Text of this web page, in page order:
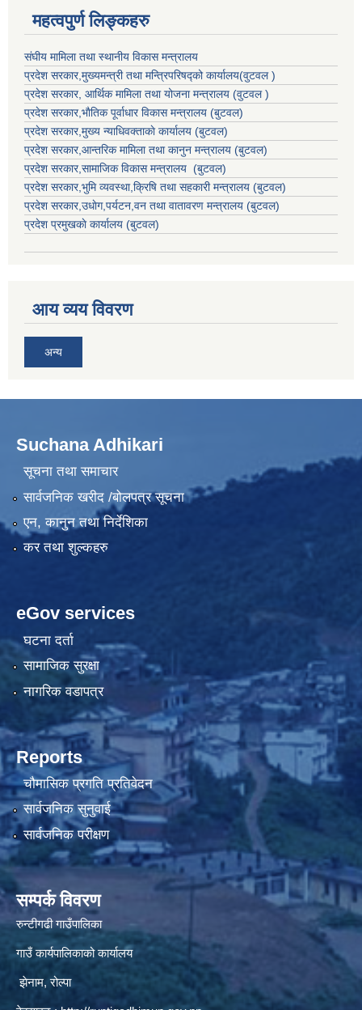
महत्वपुर्ण लिङ्कहरु
संघीय मामिला तथा स्थानीय विकास मन्त्रालय
प्रदेश सरकार,मुख्यमन्त्री तथा मन्त्रिपरिषद्को कार्यालय(वुटवल )
प्रदेश सरकार, आर्थिक मामिला तथा योजना मन्त्रालय (वुटवल )
प्रदेश सरकार,भाैतिक पूर्वाधार विकास मन्त्रालय (बुटवल)
प्रदेश सरकार,मुख्य न्याधिवक्ताकाे कार्यालय (बुटवल)
प्रदेश सरकार,आन्तरिक मामिला तथा कानुन मन्त्रालय (बुटवल)
प्रदेश सरकार,सामाजिक विकास मन्त्रालय (बुटवल)
प्रदेश सरकार,भुमि व्यवस्था,क्रिषि तथा सहकारी मन्त्रालय (बुटवल)
प्रदेश सरकार,उधाेग,पर्यटन,वन तथा वातावरण मन्त्रालय (बुटवल)
प्रदेश प्रमुखकाे कार्यालय (बुटवल)
आय व्यय विवरण
अन्य
Suchana Adhikari
सूचना तथा समाचार
सार्वजनिक खरीद /बोलपत्र सूचना
एन, कानुन तथा निर्देशिका
कर तथा शुल्कहरु
eGov services
घटना दर्ता
सामाजिक सुरक्षा
नागरिक वडापत्र
Reports
चौमासिक प्रगति प्रतिवेदन
सार्वजनिक सुनुवाई
सार्वजनिक परीक्षण
सम्पर्क विवरण
रुन्टीगढी गाउँपालिका
गाउँ कार्यपालिकाको कार्यालय
झेनाम, रोल्पा